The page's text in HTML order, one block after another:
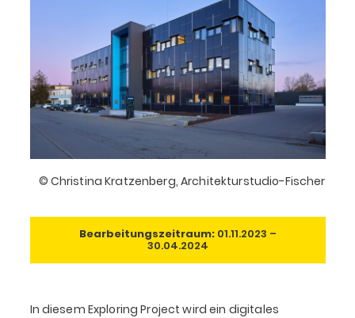
© Christina Kratzenberg, Architekturstudio-Fischer
Bearbeitungszeitraum:01.11.2023 –
30.04.2024
In diesem Exploring Project wird ein digitales